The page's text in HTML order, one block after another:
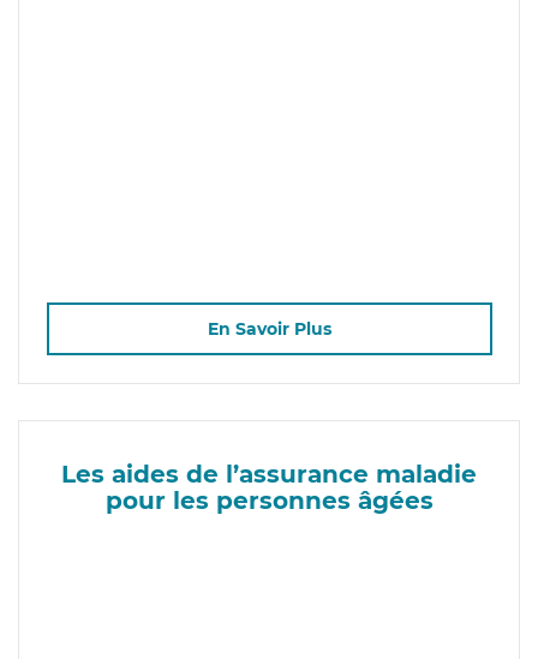
En Savoir Plus
Les aides de l’assurance maladie
pour les personnes âgées